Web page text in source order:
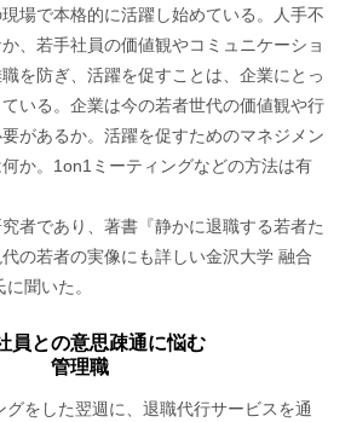
場で本格的に活躍し始めている。人手不
、若手社員の価値観やコミュニケーショ
を防ぎ、活躍を促すことは、企業にとっ
いる。企業は今の若者世代の価値観や行
があるか。活躍を促すためのマネジメン
か。1on1ミーティングなどの方法は有
者であり、著書『静かに退職する若者た
の若者の実像にも詳しい金沢大学 融合
聞いた。
員との意思疎通に悩む
管理職
をした翌週に、退職代行サービスを通